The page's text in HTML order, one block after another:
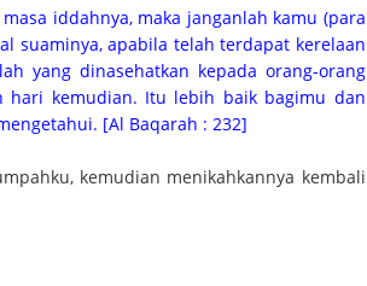
iddahnya, maka janganlah kamu (para
suaminya, apabila telah terdapat kerelaan
yang dinasehatkan kepada orang-orang
hari kemudian. Itu lebih baik bagimu dan
[Al Baqarah : 232]
kemudian menikahkannya kembali